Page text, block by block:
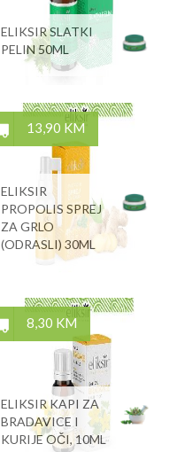
ELIKSIR SLATKI
PELIN 50ML
13,90 KM
ELIKSIR
PROPOLIS SPREJ
ZA GRLO
(ODRASLI) 30ML
8,30 KM
ELIKSIR KAPI ZA
BRADAVICE I
KURIJE OČI, 10ML